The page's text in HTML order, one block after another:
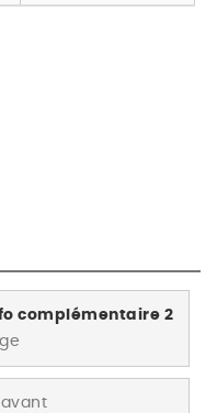
complémentaire 2
avant